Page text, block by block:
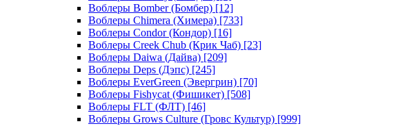
Воблеры Bomber (Бомбер) [12]
Воблеры Chimera (Химера) [733]
Воблеры Condor (Кондор) [16]
Воблеры Creek Chub (Крик Чаб) [23]
Воблеры Daiwa (Дайва) [209]
Воблеры Deps (Дэпс) [245]
Воблеры EverGreen (Эвергрин) [70]
Воблеры Fishycat (Фишикет) [508]
Воблеры FLT (ФЛТ) [46]
Воблеры Grows Culture (Гровс Культур) [999]